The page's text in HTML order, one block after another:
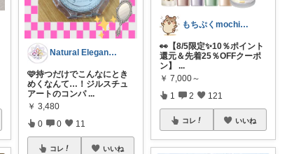
Natural Elegance169
🩷持つだけでこんなにとき
めくなんて…！ジルスチュ
アートのコンパ ...
￥ 3,480
0 0 11
コレ いいね
もちぷくmochipuku☘️7日感謝
👀【8/5限定✨10％ポイント
還元＆先着25％OFFクーポ
ン】
...
￥ 7,000～
1 2 121
コレ いいね